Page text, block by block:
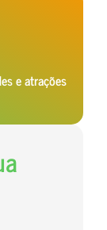
e atrações